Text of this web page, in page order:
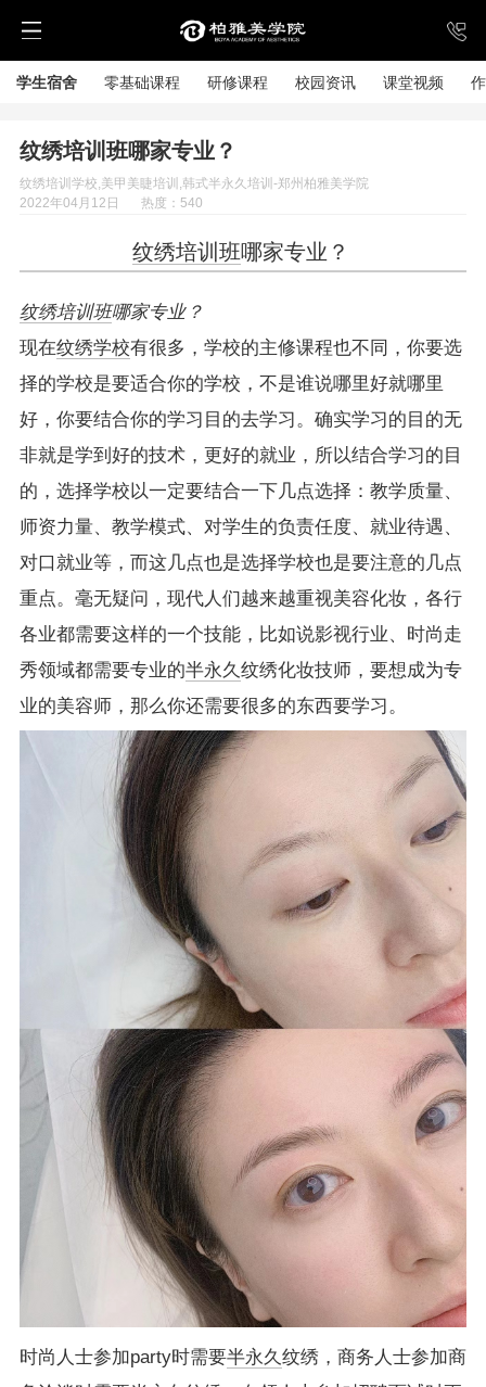
学生宿舍 零基础课程 研修课程 校园资讯 课堂视频
纹绣培训班哪家专业？
纹绣培训学校,美甲美睫培训,韩式半永久培训-郑州柏雅美学院
2022年04月12日
热度：540
纹绣培训班哪家专业？
纹绣培训班哪家专业？
现在纹绣学校有很多，学校的主修课程也不同，你要选
择的学校是要适合你的学校，不是谁说哪里好就哪里
好，你要结合你的学习目的去学习。确实学习的目的无
非就是学到好的技术，更好的就业，所以结合学习的目
的，选择学校以一定要结合一下几点选择：教学质量、
师资力量、教学模式、对学生的负责任度、就业待遇、
对口就业等，而这几点也是选择学校也是要注意的几点
重点。毫无疑问，现代人们越来越重视美容化妆，各行
各业都需要这样的一个技能，比如说影视行业、时尚走
秀领域都需要专业的半永久 纹绣化妆技师，要想成为专
业的美容师，那么你还需要很多的东西要学习。
时尚人士参加party时需要半永久 纹绣，商务人士参加商